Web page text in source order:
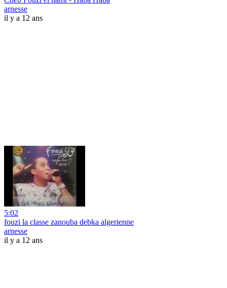
arnesse
il y a 12 ans
5:02
fouzi la classe zanouba debka algerienne
arnesse
il y a 12 ans